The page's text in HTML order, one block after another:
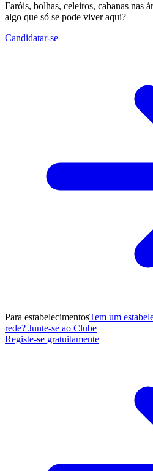
Faróis, bolhas, celeiros, cabanas nas
algo que só se pode viver aqui?
Candidatar-se
Para estabelecimentosTem um
rede? Junte-se ao Clube
Registe-se gratuitamente